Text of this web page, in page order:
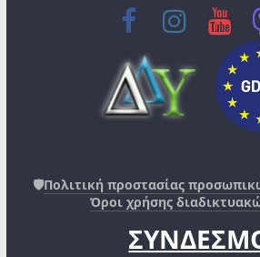
🛡️Πολιτική προστασίας
Όροι χρήσης